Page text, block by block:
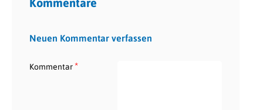
Neuen Kommentar verfassen
Kommentar*